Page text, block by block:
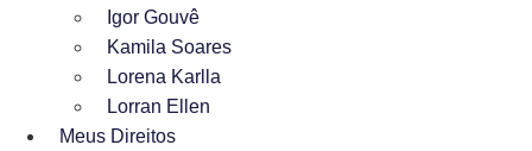
Igor Gouvê
Kamila Soares
Lorena Karlla
Lorran Ellen
Meus Direitos